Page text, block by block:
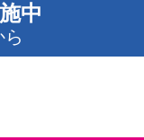
中